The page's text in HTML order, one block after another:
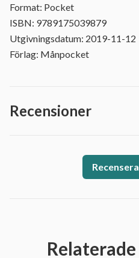
Format: Pocket
ISBN: 9789175039879
Utgivningsdatum: 2019-11-12
Förlag: Månpocket
Recensioner